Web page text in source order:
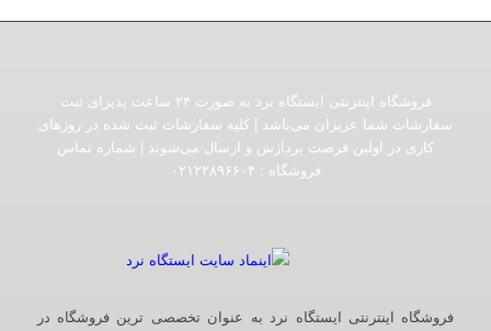
فروشگاه اینترنتی ایستگاه نرد به صورت ۲۴ ساعت پذیرای ثبت
سفارشات شما عزیزان می‌باشد | کلیه سفارشات ثبت شده در روزهای
کاری در اولین فرصت پردازش و ارسال می‌شوند | شماره تماس
فروشگاه :‌ ۰۲۱۲۲۸۹۶۶۰۴
فروشگاه اینترنتی ایستگاه نرد به عنوان تخصصی ترین فروشگاه در